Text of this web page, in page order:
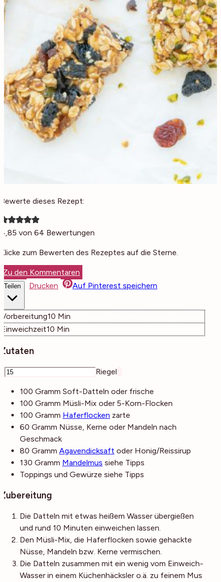
Bewerte dieses Rezept:
4,85 von 64 Bewertungen
Klicke zum Bewerten des Rezeptes auf die Sterne.
Zu den Kommentaren
Teilen Drucken Auf Pinterest speichern
Vorbereitung10 Minuten
Min
Einweichzeit10 Minuten
Min
Zutaten
Riegel
100 Gramm Soft-Datteln oder frische
100 Gramm Müsli-Mix oder 5-Korn-Flocken
100 Gramm Haferflocken zarte
60 Gramm Nüsse, Kerne oder Mandeln nach
Geschmack
80 Gramm Agavendicksaft oder Honig/Reissirup
130 Gramm Mandelmus siehe Tipps
Toppings und Gewürze siehe Tipps
Zubereitung
Die Datteln mit etwas heißem Wasser übergießen
und rund 10 Minuten einweichen lassen.
Den Müsli-Mix, die Haferflocken sowie gehackte
Nüsse, Mandeln bzw. Kerne vermischen.
Die Datteln zusammen mit ein wenig vom Einweich-
Wasser in einem Küchenhäcksler o.ä. zu feinem Mus